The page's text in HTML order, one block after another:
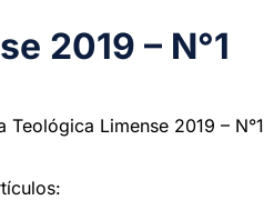
2019 – N°1
Teológica Limense 2019 – N°1